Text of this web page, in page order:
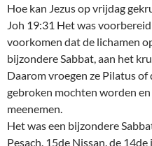
Hoe kan Jezus op vrijdag
Joh 19:31 Het was
voorkomen dat de lichamen
bijzondere Sabbat, aan het
Daarom vroegen ze Pilatus of
gebroken mochten worden
meenemen.
Het was een bijzondere
Pesach. 15de Nissan. de